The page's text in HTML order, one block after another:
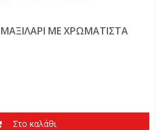
ΜΕ ΧΡΩΜΑΤΙΣΤΑ
Στο καλάθι